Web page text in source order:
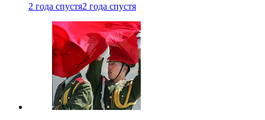
2 года спустя2 года спустя